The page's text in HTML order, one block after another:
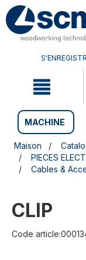
Aller
au
contenu
Menu
sauter
MACHINE
Maison
PIECES
Cables &
CLIP
Code